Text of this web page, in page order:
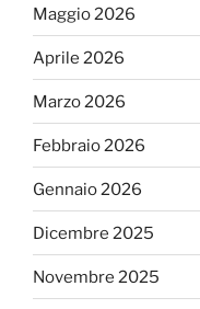
Maggio 2026
Aprile 2026
Marzo 2026
Febbraio 2026
Gennaio 2026
Dicembre 2025
Novembre 2025